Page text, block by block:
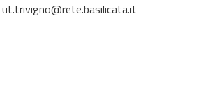
ut.trivigno@rete.basilicata.it